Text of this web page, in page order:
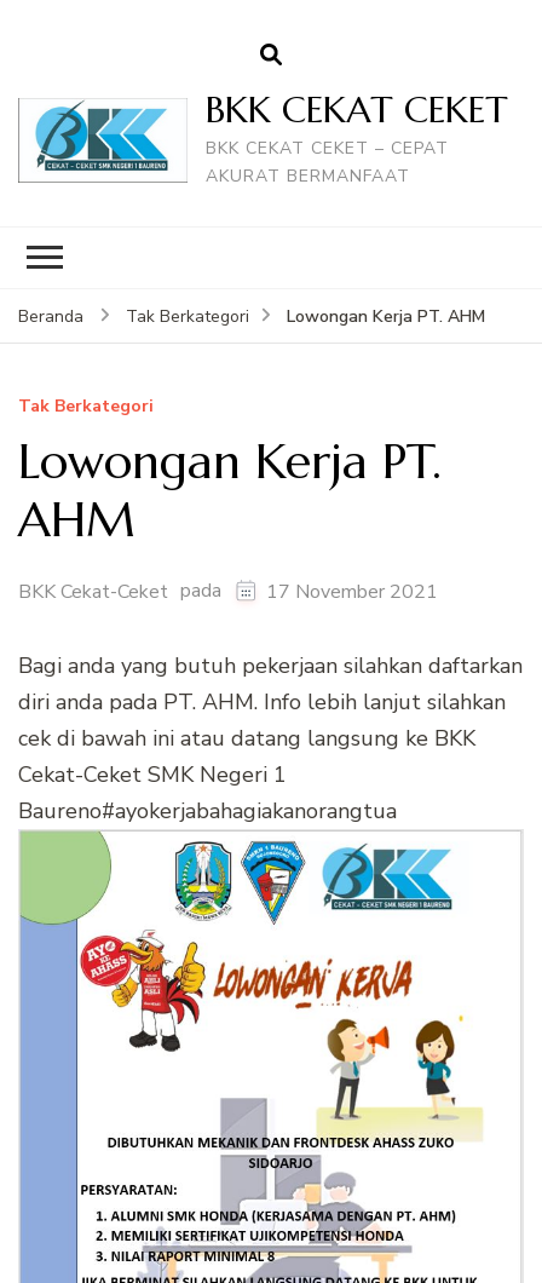
BKK CEKAT CEKET
BKK CEKAT CEKET – CEPAT
AKURAT BERMANFAAT
Beranda Tak Berkategori Lowongan Kerja PT. AHM
Tak Berkategori
Lowongan Kerja PT.
AHM
BKK Cekat-Ceket pada 17 November 2021
Bagi anda yang butuh pekerjaan silahkan daftarkan
diri anda pada PT. AHM. Info lebih lanjut silahkan
cek di bawah ini atau datang langsung ke BKK
Cekat-Ceket SMK Negeri 1
Baureno#ayokerjabahagiakanorangtua